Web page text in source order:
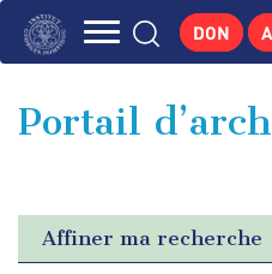
Aller
principale
GEORGES
DON
Portail
Affiner ma recherche
Panneau de gestion des cookies